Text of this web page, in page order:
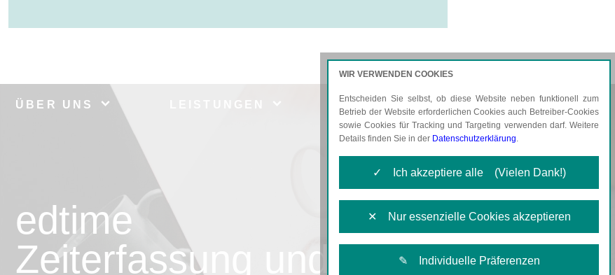
ÜBER UNS AKTUELLES KARRIERE
edtime
Zeiterfassung und
WIR VERWENDEN COOKIES
Entscheiden Sie selbst, ob diese Website neben funktionell zum
Betrieb der Website erforderlichen Cookies auch Betreiber-Cookies
sowie Cookies für Tracking und Targeting verwenden darf. Weitere
Details finden Sie in der Datenschutzerklärung.
✓ Ich akzeptiere alle (Vielen Dank!)
✕ Nur essenzielle Cookies akzeptieren
✎ Individuelle Präferenzen